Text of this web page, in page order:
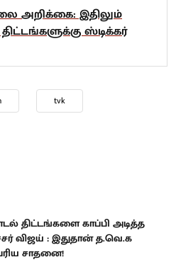
அறிக்கை: இதிலும்
ஸ்டிக்கர்
tvk
திட்டங்களை காப்பி அடித்த
விஜய் : இதுதான் த.வெ.க
சாதனை!